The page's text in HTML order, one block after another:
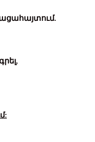
.
: